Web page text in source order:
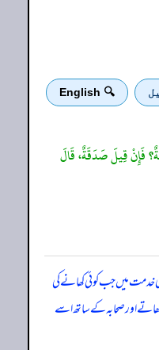
🔍 English
فَإِنْ قِيلَ صَدَقَةٌ، قَالَ
خدمت میں جب کوئی کھانے کی
اور صحابہ کے ساتھ اسے